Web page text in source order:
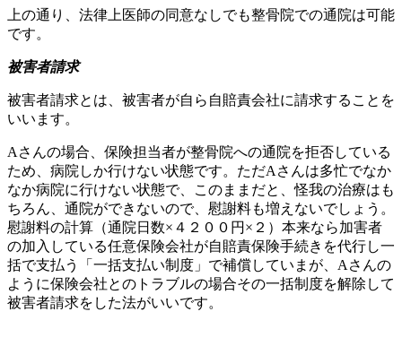
上の通り、法律上医師の同意なしでも整骨院での通院は可能
です。
被害者請求
被害者請求とは、被害者が自ら自賠責会社に請求することを
いいます。
Aさんの場合、保険担当者が整骨院への通院を拒否している
ため、病院しか行けない状態です。ただAさんは多忙でなか
なか病院に行けない状態で、このままだと、怪我の治療はも
ちろん、通院ができないので、慰謝料も増えないでしょう。
慰謝料の計算（通院日数×４２００円×２）本来なら加害者
の加入している任意保険会社が自賠責保険手続きを代行し一
括で支払う「一括支払い制度」で補償していまが、Aさんの
ように保険会社とのトラブルの場合その一括制度を解除して
被害者請求をした法がいいです。